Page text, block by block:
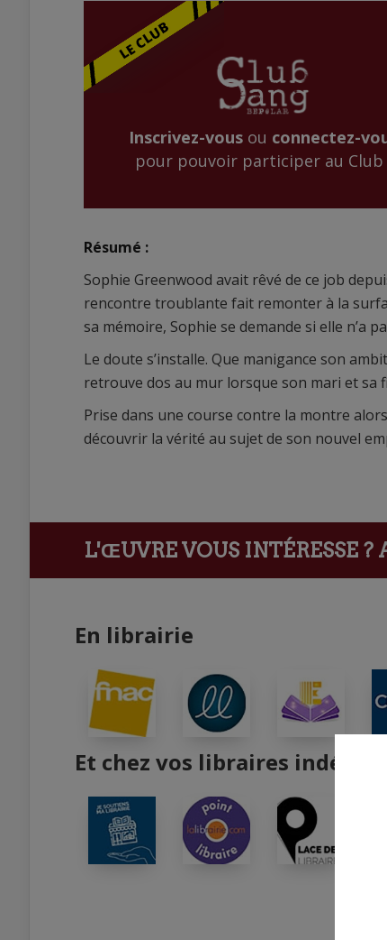
Inscrivez-vousou connectez-
pour pouvoir participer au Club
Résumé :
Sophie Greenwood avait rêvé de ce job
rencontre troublante fait remonter à la
sa mémoire, Sophie se demande si elle n’a
Le doute s’installe. Que manigance son
retrouve dos au mur lorsque son mari et sa
Prise dans une course contre la montre
découvrir la vérité au sujet de son nouvel
L'ŒUVRE VOUS INTÉRESSE ?
En librairie
Et chez vos libraires